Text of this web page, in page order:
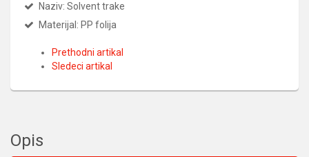
Naziv: Solvent trake
Materijal: PP folija
Prethodni artikal
Sledeci artikal
Opis